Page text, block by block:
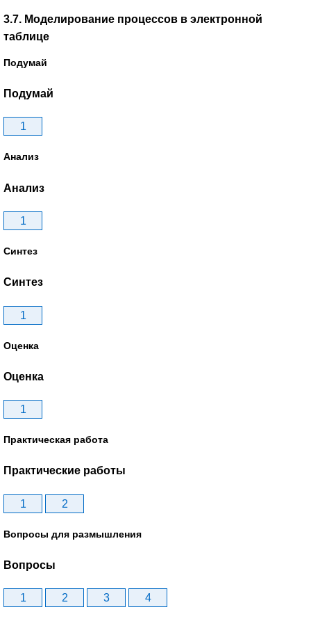
3.7. Моделирование процессов в электронной
таблице
Подумай
Подумай
1
Анализ
Анализ
1
Синтез
Синтез
1
Оценка
Оценка
1
Практическая работа
Практические работы
1 2
Вопросы для размышления
Вопросы
1 2 3 4